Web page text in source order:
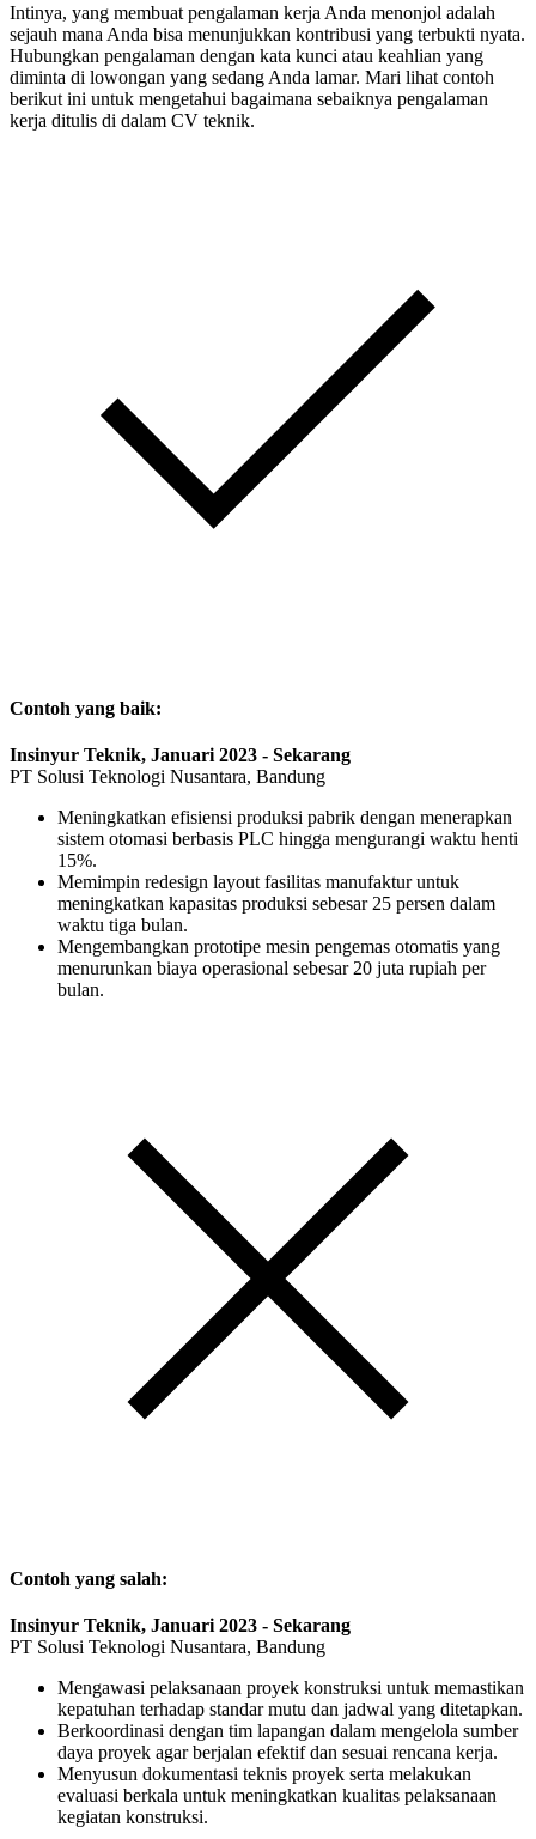
Intinya, yang membuat pengalaman kerja Anda menonjol adalah
sejauh mana Anda bisa menunjukkan kontribusi yang terbukti nyata.
Hubungkan pengalaman dengan kata kunci atau keahlian yang
diminta di lowongan yang sedang Anda lamar. Mari lihat contoh
berikut ini untuk mengetahui bagaimana sebaiknya pengalaman
kerja ditulis di dalam CV teknik.
Contoh yang baik:
Insinyur Teknik, Januari 2023 - Sekarang
PT Solusi Teknologi Nusantara, Bandung
Meningkatkan efisiensi produksi pabrik dengan menerapkan
sistem otomasi berbasis PLC hingga mengurangi waktu henti
15%.
Memimpin redesign layout fasilitas manufaktur untuk
meningkatkan kapasitas produksi sebesar 25 persen dalam
waktu tiga bulan.
Mengembangkan prototipe mesin pengemas otomatis yang
menurunkan biaya operasional sebesar 20 juta rupiah per
bulan.
Contoh yang salah:
Insinyur Teknik, Januari 2023 - Sekarang
PT Solusi Teknologi Nusantara, Bandung
Mengawasi pelaksanaan proyek konstruksi untuk memastikan
kepatuhan terhadap standar mutu dan jadwal yang ditetapkan.
Berkoordinasi dengan tim lapangan dalam mengelola sumber
daya proyek agar berjalan efektif dan sesuai rencana kerja.
Menyusun dokumentasi teknis proyek serta melakukan
evaluasi berkala untuk meningkatkan kualitas pelaksanaan
kegiatan konstruksi.